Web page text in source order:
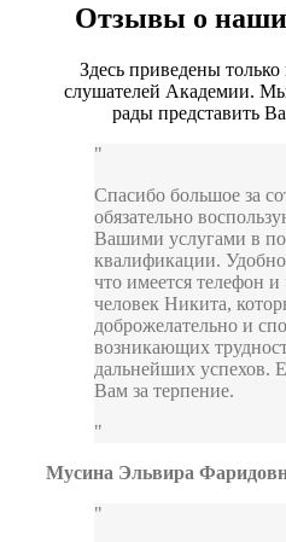
Отзывы о
Здесь приведены
слушателей Академии.
рады представить
Спасибо большое за
обязательно
Вашими услугами в
квалификации.
что имеется телефон
человек Никита,
доброжелательно и
возникающих
дальнейших успехов.
Вам за терпение.
Мусина Эльвира